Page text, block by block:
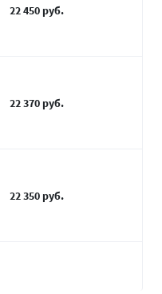
22 450 руб.
22 370 руб.
22 350 руб.